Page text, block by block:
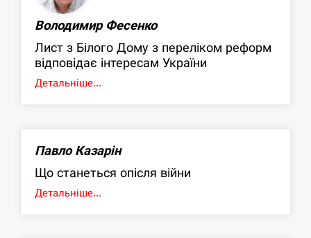
Володимир Фесенко
Лист з Білого Дому з переліком реформ
відповідає інтересам України
Детальніше...
Павло Казарін
Що станеться опісля війни
Детальніше...